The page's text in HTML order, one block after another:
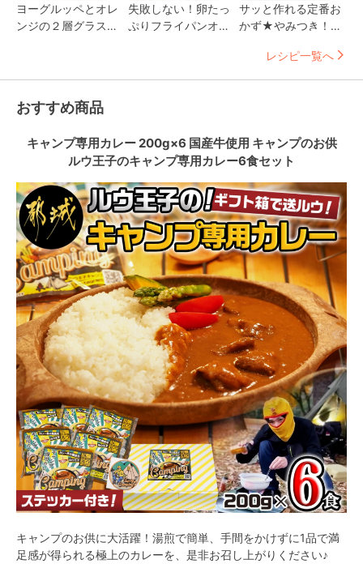
ヨーグルッペとオレ
ンジの２層グラスデ
失敗しない！卵たっ
ぷりフライパンオム
サッと作れる定番お
かず★やみつき！簡
レシピ一覧へ
おすすめ商品
キャンプ専用カレー 200g×6 国産牛使用 キャンプのお供
ルウ王子のキャンプ専用カレー6食セット
キャンプのお供に大活躍！湯煎で簡単、手間をかけずに1品で満
足感が得られる極上のカレーを、是非お召し上がりください♪